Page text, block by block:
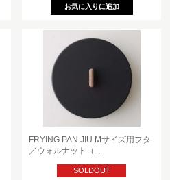
FRYING PAN JIU Mサイズ用フタ
／ウォルナット（...
SOLDOUT